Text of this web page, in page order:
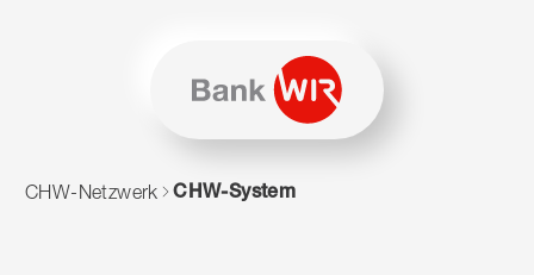
Zum Navigieren dieser Seite wird JavaScript benötigt.
CHW-Netzwerk CHW-System